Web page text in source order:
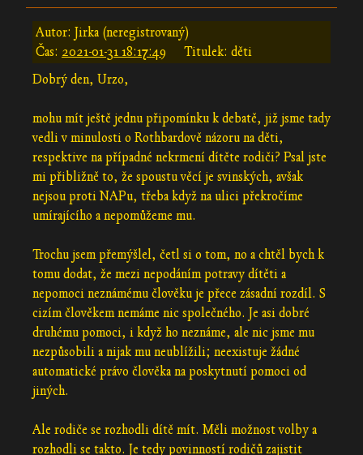
Autor: Jirka (neregistrovaný)
Čas: 2021-01-31 18:17:49
Titulek: děti
Dobrý den, Urzo,
mohu mít ještě jednu připomínku k debatě, již jsme tady
vedli v minulosti o Rothbardově názoru na děti,
respektive na případné nekrmení dítěte rodiči? Psal jste
mi přibližně to, že spoustu věcí je svinských, avšak
nejsou proti NAPu, třeba když na ulici překročíme
umírajícího a nepomůžeme mu.
Trochu jsem přemýšlel, četl si o tom, no a chtěl bych k
tomu dodat, že mezi nepodáním potravy dítěti a
nepomoci neznámému člověku je přece zásadní rozdíl. S
cizím člověkem nemáme nic společného. Je asi dobré
druhému pomoci, i když ho neznáme, ale nic jsme mu
nezpůsobili a nijak mu neublížili; neexistuje žádné
automatické právo člověka na poskytnutí pomoci od
jiných.
Ale rodiče se rozhodli dítě mít. Měli možnost volby a
rozhodli se takto. Je tedy povinností rodičů zajistit